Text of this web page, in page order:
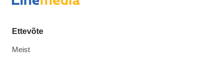
Ettevõte
Meist